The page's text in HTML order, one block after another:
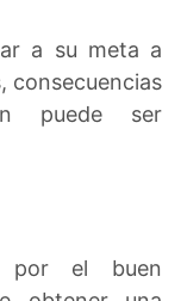
a su meta a
consecuencias
puede ser
por el buen